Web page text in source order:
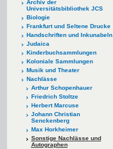
Archiv der
Universitätsbibliothek JCS
Biologie
Frankfurt und Seltene Drucke
Handschriften und Inkunabeln
Judaica
Kinderbuchsammlungen
Koloniale Sammlungen
Musik und Theater
Nachlässe
Arthur Schopenhauer
Friedrich Stoltze
Herbert Marcuse
Johann Christian
Senckenberg
Max Horkheimer
Sonstige Nachlässe und
Autographen